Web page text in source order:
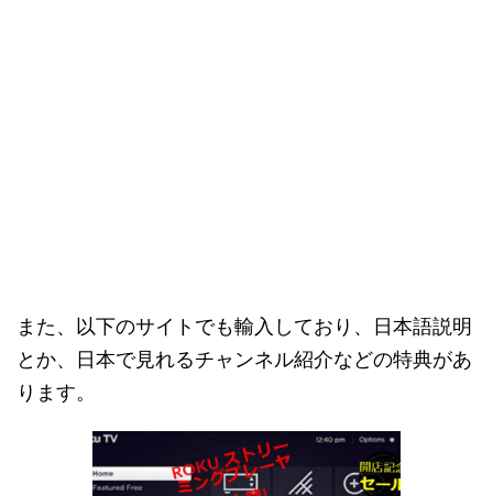
また、以下のサイトでも輸入しており、日本語説明
とか、日本で見れるチャンネル紹介などの特典があ
ります。